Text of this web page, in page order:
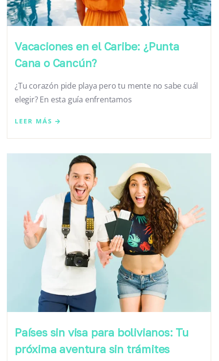
Vacaciones en el Caribe: ¿Punta
Cana o Cancún?
¿Tu corazón pide playa pero tu mente no sabe cuál
elegir? En esta guía enfrentamos
LEER MÁS
Países sin visa para bolivianos: Tu
próxima aventura sin trámites